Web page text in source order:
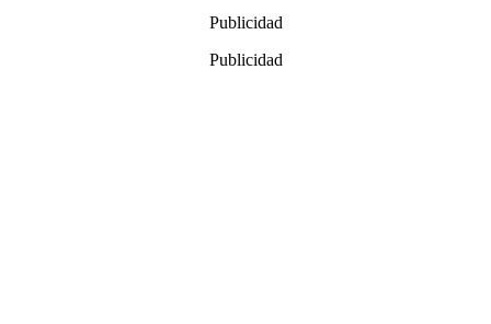
Publicidad
Publicidad